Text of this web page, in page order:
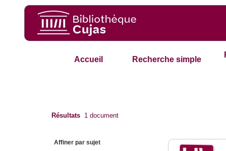
Accueil Recherche simple
Résultats 1 document
Affiner par sujet